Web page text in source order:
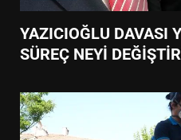
YAZICIOĞLU DAVASI
SÜREÇ NEYİ